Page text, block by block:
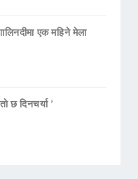
एक महिने मेला
छ दिनचर्या ’